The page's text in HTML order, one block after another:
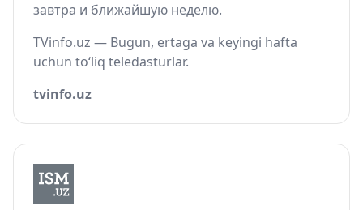
завтра и ближайшую неделю.
TVinfo.uz — Bugun, ertaga va keyingi hafta
uchun to‘liq teledasturlar.
tvinfo.uz